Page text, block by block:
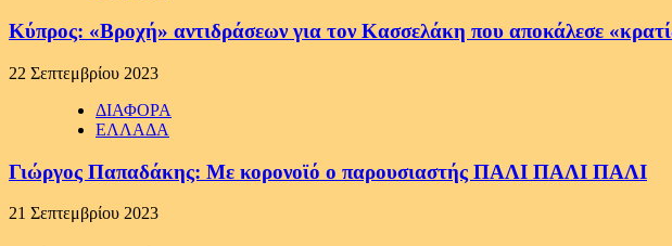
Κύπρος: «Βροχή» αντιδράσεων για τον Κασσελάκη που αποκάλεσε
22 Σεπτεμβρίου 2023
ΔΙΑΦΟΡΑ
ΕΛΛΑΔΑ
Γιώργος Παπαδάκης: Με κορονοϊό ο παρουσιαστής ΠΑΛΙ ΠΑΛΙ ΠΑΛΙ
21 Σεπτεμβρίου 2023